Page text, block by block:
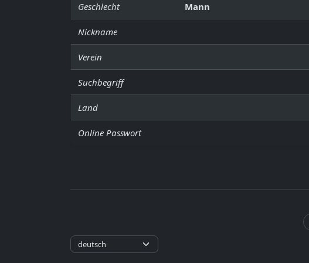
Geschlecht Mann
Nickname
Verein
Suchbegriff
Land
Online Passwort